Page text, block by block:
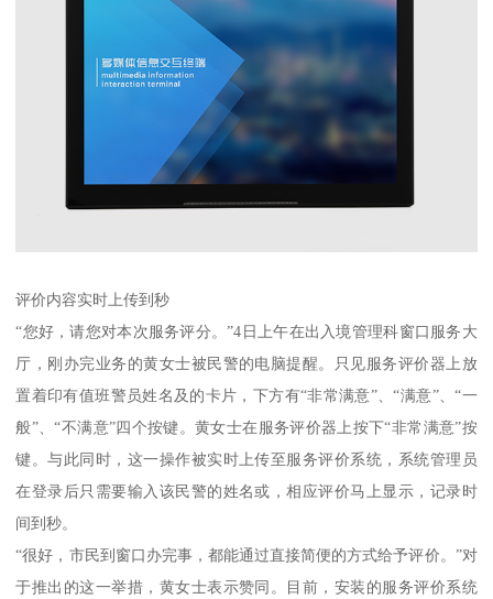
评价内容实时上传到秒
“您好，请您对本次服务评分。”4日上午在出入境管理科窗口服务大
厅，刚办完业务的黄女士被民警的电脑提醒。只见服务评价器上放
置着印有值班警员姓名及的卡片，下方有“非常满意”、“满意”、“一
般”、“不满意”四个按键。黄女士在服务评价器上按下“非常满意”按
键。与此同时，这一操作被实时上传至服务评价系统，系统管理员
在登录后只需要输入该民警的姓名或，相应评价马上显示，记录时
间到秒。
“很好，市民到窗口办完事，都能通过直接简便的方式给予评价。”对
于推出的这一举措，黄女士表示赞同。目前，安装的服务评价系统